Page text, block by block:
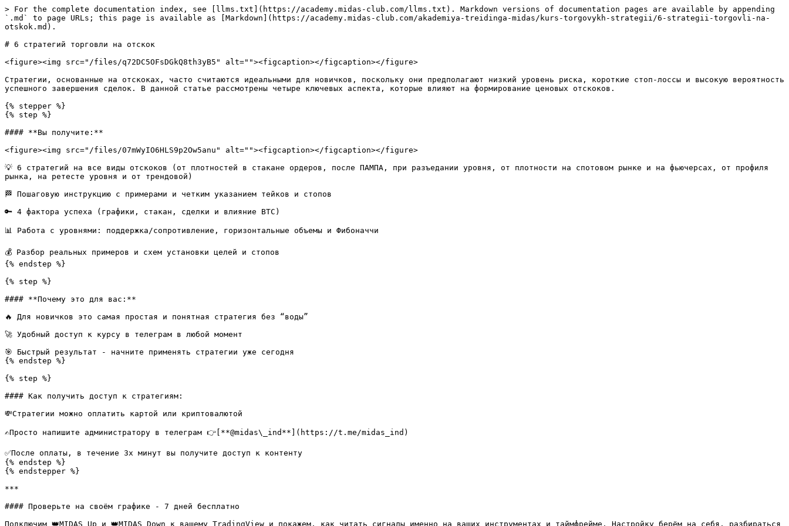
> For the complete documentation index, see [llms.txt](https://academy.midas-club.com/llms.txt). Markdown versions of documentation pages are available by appending
`.md` to page URLs; this page is available as [Markdown](https://academy.midas-club.com/akademiya-treidinga-midas/kurs-torgovykh-strategii/6-strategii-torgovli-na-
otskok.md).
# 6 стратегий торговли на отскок
<figure><img src="/files/q72DC5OFsDGkQ8th3yB5" alt=""><figcaption></figcaption></figure>
Стратегии, основанные на отскоках, часто считаются идеальными для новичков, поскольку они предполагают низкий уровень риска, короткие стоп-лоссы и высокую вероятность
успешного завершения сделок. В данной статье рассмотрены четыре ключевых аспекта, которые влияют на формирование ценовых отскоков.
{% stepper %}
{% step %}
#### **Вы получите:**
<figure><img src="/files/07mWyIO6HLS9p2Ow5anu" alt=""><figcaption></figcaption></figure>
💡 6 стратегий на все виды отскоков (от плотностей в стакане ордеров, после ПАМПА, при разъедании уровня, от плотности на спотовом рынке и на фьючерсах, от профиля
рынка, на ретесте уровня и от трендовой)
🏁 Пошаговую инструкцию с примерами и четким указанием тейков и стопов
🔑 4 фактора успеха (графики, стакан, сделки и влияние BTC)
📊 Работа с уровнями: поддержка/сопротивление, горизонтальные объемы и Фибоначчи
💰 Разбор реальных примеров и схем установки целей и стопов
{% endstep %}
{% step %}
#### **Почему это для вас:**
🔥 Для новичков это самая простая и понятная стратегия без “воды”
🚀 Удобный доступ к курсу в телеграм в любой момент
🎯 Быстрый результат - начните применять стратегии уже сегодня
{% endstep %}
{% step %}
#### Как получить доступ к стратегиям:
💸Стратегии можно оплатить картой или криптовалютой
✍️Просто напишите администратору в телеграм 👉[**@midas\_ind**](https://t.me/midas_ind)
✅После оплаты, в течение 3х минут вы получите доступ к контенту
{% endstep %}
{% endstepper %}
***
#### Проверьте на своём графике - 7 дней бесплатно
Подключим 👑MIDAS Up и 👑MIDAS Down к вашему TradingView и покажем, как читать сигналы именно на ваших инструментах и таймфрейме. Настройку берём на себя, разбираться